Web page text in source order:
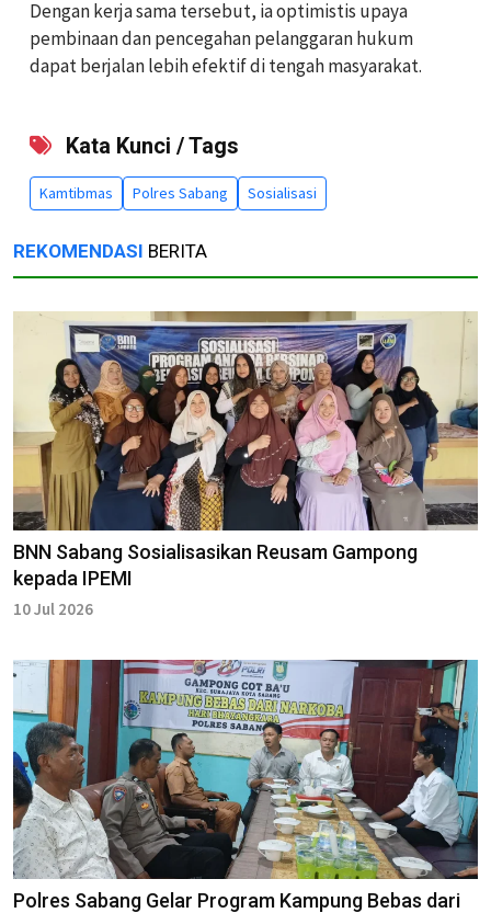
Dengan kerja sama tersebut, ia optimistis upaya
pembinaan dan pencegahan pelanggaran hukum
dapat berjalan lebih efektif di tengah masyarakat.
Kata Kunci / Tags
Kamtibmas Polres Sabang Sosialisasi
REKOMENDASI BERITA
BNN Sabang Sosialisasikan Reusam Gampong
kepada IPEMI
10 Jul 2026
Polres Sabang Gelar Program Kampung Bebas dari